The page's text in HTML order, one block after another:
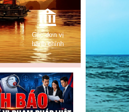
Các đơn vị
hành chính